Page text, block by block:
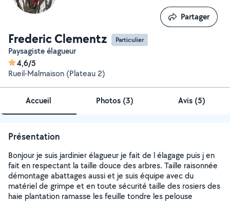
Frederic Clementz Particulier
Paysagiste élagueur
4,6/5
Rueil-Malmaison (Plateau 2)
Partager
Partager
Accueil Photos (3) Avis (5)
Présentation
Bonjour je suis jardinier élagueur je fait de l élagage puis j en
fait en respectant la taille douce des arbres. Taille raisonnée
démontage abattages aussi et je suis équipe avec du
matériel de grimpe et en toute sécurité taille des rosiers des
haie plantation ramasse les feuille tondre les pelouse